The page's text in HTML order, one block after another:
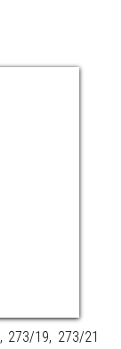
273/19, 273/21